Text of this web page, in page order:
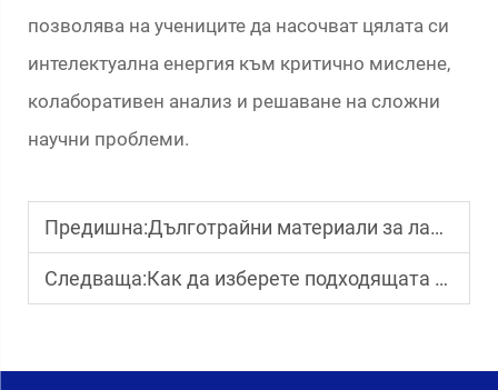
позволява на учениците да насочват цялата си
интелектуална енергия към критично мислене,
колаборативен анализ и решаване на сложни
научни проблеми.
Предишна:Дълготрайни материали за лабораторна мебел
Следваща:Как да изберете подходящата класна мебел за модерните училища